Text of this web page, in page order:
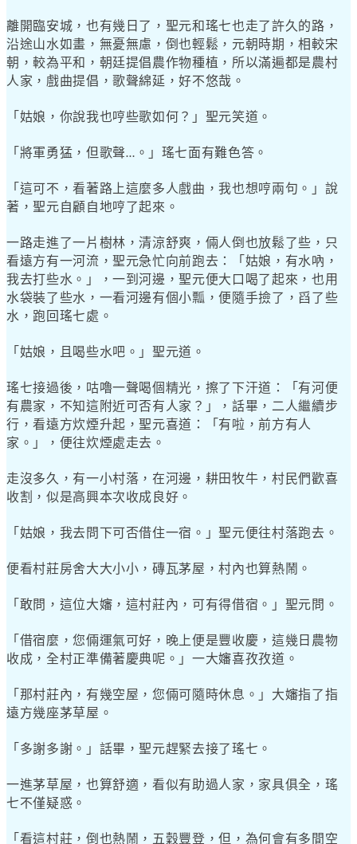
離開臨安城，也有幾日了，聖元和瑤七也走了許久的路，
沿途山水如畫，無憂無慮，倒也輕鬆，元朝時期，相較宋
朝，較為平和，朝廷提倡農作物種植，所以滿遍都是農村
人家，戲曲提倡，歌聲綿延，好不悠哉。
「姑娘，你說我也哼些歌如何？」聖元笑道。
「將軍勇猛，但歌聲… 。」瑤七面有難色答。
「這可不，看著路上這麼多人戲曲，我也想哼兩句。」說
著，聖元自顧自地哼了起來。
一路走進了一片樹林，清涼舒爽，倆人倒也放鬆了些，只
看遠方有一河流，聖元急忙向前跑去：「姑娘，有水吶，
我去打些水。」，一到河邊，聖元便大口喝了起來，也用
水袋裝了些水，一看河邊有個小瓢，便隨手撿了，舀了些
水，跑回瑤七處。
「姑娘，且喝些水吧。」聖元道。
瑤七接過後，咕嚕一聲喝個精光，擦了下汗道：「有河便
有農家，不知這附近可否有人家？」，話畢，二人繼續步
行，看遠方炊煙升起，聖元喜道：「有啦，前方有人
家。」，便往炊煙處走去。
走沒多久，有一小村落，在河邊，耕田牧牛，村民們歡喜
收割，似是高興本次收成良好。
「姑娘，我去問下可否借住一宿。」聖元便往村落跑去。
便看村莊房舍大大小小，磚瓦茅屋，村內也算熱鬧。
「敢問，這位大嬸，這村莊內，可有得借宿。」聖元問。
「借宿麼，您倆運氣可好，晚上便是豐收慶，這幾日農物
收成，全村正準備著慶典呢。」一大嬸喜孜孜道。
「那村莊內，有幾空屋，您倆可隨時休息。」大嬸指了指
遠方幾座茅草屋。
「多謝多謝。」話畢，聖元趕緊去接了瑤七。
一進茅草屋，也算舒適，看似有助過人家，家具俱全，瑤
七不僅疑惑。
「看這村莊，倒也熱鬧，五穀豐登，但，為何會有多間空